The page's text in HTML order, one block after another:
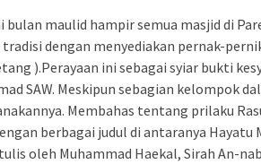
bulan maulid hampir semua masjid di
dengan menyediakan pernak-
).Perayaan ini sebagai syiar bukti
SAW. Meskipun sebagian kelompok
Membahas tentang prilaku
berbagai judul di antaranya Hayatu
oleh Muhammad Haekal, Sirah An-